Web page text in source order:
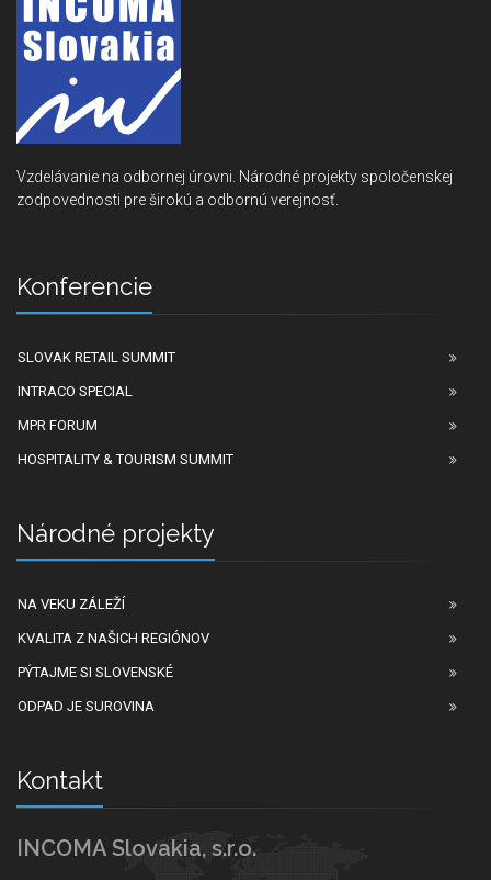
Vzdelávanie na odbornej úrovni. Národné projekty spoločenskej
zodpovednosti pre širokú a odbornú verejnosť.
Konferencie
SLOVAK RETAIL SUMMIT
INTRACO SPECIAL
MPR FORUM
HOSPITALITY & TOURISM SUMMIT
Národné projekty
NA VEKU ZÁLEŽÍ
KVALITA Z NAŠICH REGIÓNOV
PÝTAJME SI SLOVENSKÉ
ODPAD JE SUROVINA
Kontakt
INCOMA Slovakia, s.r.o.